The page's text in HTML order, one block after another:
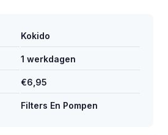
Kokido
1 werkdagen
€6,95
Filters En Pompen